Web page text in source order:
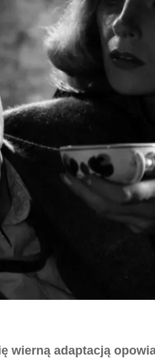
wierną adaptacją